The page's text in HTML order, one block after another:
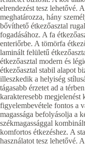
elrendezést tesz lehetővé.
meghatározza, hány
bővíthető étkezőasztal
fogadásához. A fa
enteriőrbe. A tömörfa
laminált felületű
étkezőasztal modern és
étkezőasztal stabil alapot
illeszkedik a helyiség
tágasabb érzetet ad a
karakteresebb
figyelembevétele fontos a
magassága befolyásolja a
székmagassággal
komfortos étkezéshez. A
használatot tesz lehetővé.